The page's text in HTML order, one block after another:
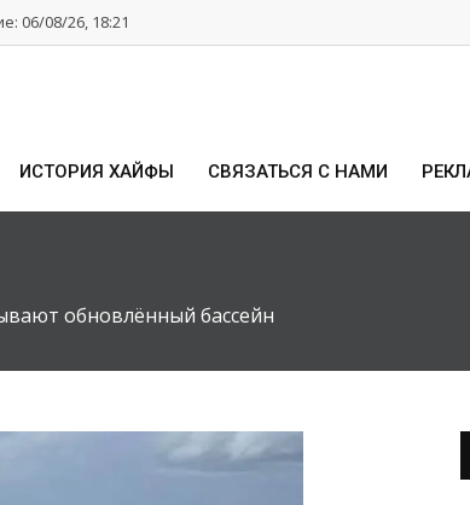
06/08/26, 18:21
ИСТОРИЯ ХАЙФЫ СВЯЗАТЬСЯ С НАМИ
обновлённый бассейн